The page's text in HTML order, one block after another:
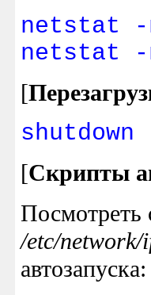
netstat
netstat
[
[Скрипты
Посмотреть
/etc/network/
автозапуска: